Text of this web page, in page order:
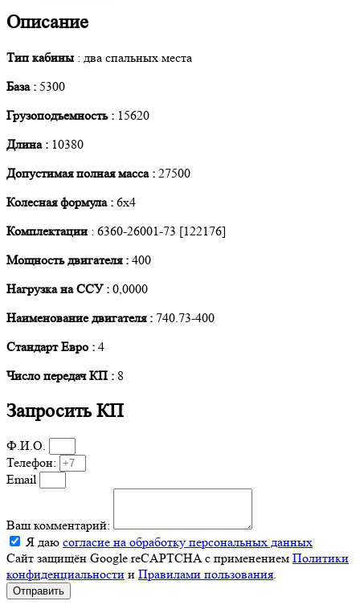
Описание
Тип кабины : два спальных места
База : 5300
Грузоподъемность : 15620
Длина : 10380
Допустимая полная масса : 27500
Колесная формула : 6х4
Комплектации : 6360-26001-73 [122176]
Мощность двигателя : 400
Нагрузка на ССУ : 0,0000
Наименование двигателя : 740.73-400
Стандарт Евро : 4
Число передач КП : 8
Запросить КП
Ф.И.О.
Телефон:
Email
Ваш комментарий:
Я даю согласие на обработку персональных данных
Сайт защищён Google reCAPTCHA с применением Политики
конфиденциальности и Правилами пользования.
Отправить